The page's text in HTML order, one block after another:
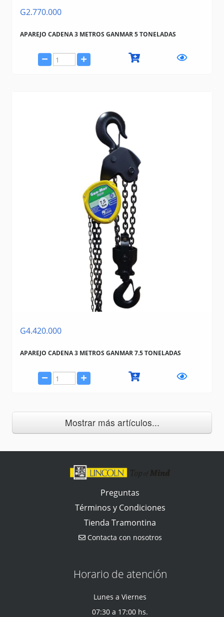
G2.770.000
APAREJO CADENA 3 METROS GANMAR 5 TONELADAS
G4.420.000
APAREJO CADENA 3 METROS GANMAR 7.5 TONELADAS
Mostrar más artículos...
Preguntas
Términos y Condiciones
Tienda Tramontina
Contacta con nosotros
Horario de atención
Lunes a Viernes
07:30 a 17:00 hs.